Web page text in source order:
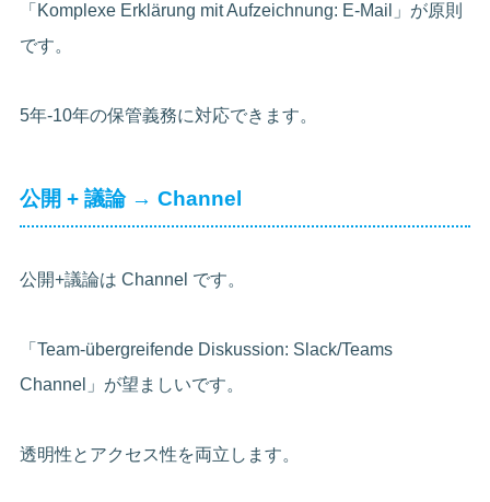
「Komplexe Erklärung mit Aufzeichnung: E-Mail」が原則
です。
5年-10年の保管義務に対応できます。
公開 + 議論 → Channel
公開+議論は Channel です。
「Team-übergreifende Diskussion: Slack/Teams
Channel」が望ましいです。
透明性とアクセス性を両立します。